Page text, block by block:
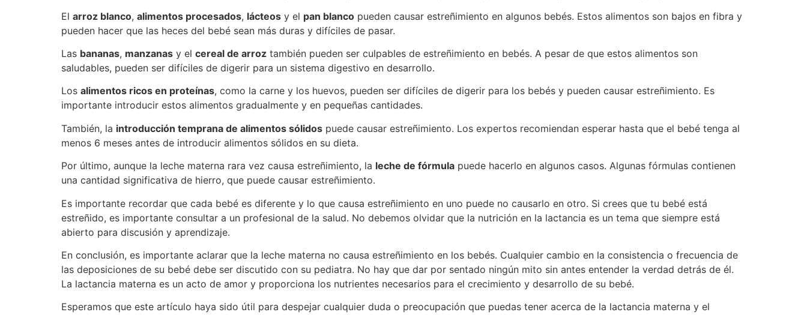
El arroz blanco, alimentos procesados, lácteos y el pan blanco pueden causar estreñimiento en algunos bebés. Estos alimentos son bajos en fibra y
pueden hacer que las heces del bebé sean más duras y difíciles de pasar.
Las bananas, manzanas y el cereal de arroz también pueden ser culpables de estreñimiento en bebés. A pesar de que estos alimentos son
saludables, pueden ser difíciles de digerir para un sistema digestivo en desarrollo.
Los alimentos ricos en proteínas, como la carne y los huevos, pueden ser difíciles de digerir para los bebés y pueden causar estreñimiento. Es
importante introducir estos alimentos gradualmente y en pequeñas cantidades.
También, la introducción temprana de alimentos sólidos puede causar estreñimiento. Los expertos recomiendan esperar hasta que el bebé tenga al
menos 6 meses antes de introducir alimentos sólidos en su dieta.
Por último, aunque la leche materna rara vez causa estreñimiento, la leche de fórmula puede hacerlo en algunos casos. Algunas fórmulas contienen
una cantidad significativa de hierro, que puede causar estreñimiento.
Es importante recordar que cada bebé es diferente y lo que causa estreñimiento en uno puede no causarlo en otro. Si crees que tu bebé está
estreñido, es importante consultar a un profesional de la salud. No debemos olvidar que la nutrición en la lactancia es un tema que siempre está
abierto para discusión y aprendizaje.
En conclusión, es importante aclarar que la leche materna no causa estreñimiento en los bebés. Cualquier cambio en la consistencia o frecuencia de
las deposiciones de su bebé debe ser discutido con su pediatra. No hay que dar por sentado ningún mito sin antes entender la verdad detrás de él.
La lactancia materna es un acto de amor y proporciona los nutrientes necesarios para el crecimiento y desarrollo de su bebé.
Esperamos que este artículo haya sido útil para despejar cualquier duda o preocupación que puedas tener acerca de la lactancia materna y el